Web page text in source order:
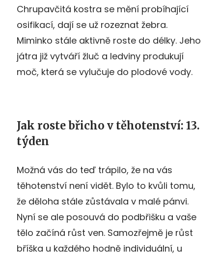
Chrupavčitá kostra se mění probíhající
osifikací, dají se už rozeznat žebra.
Miminko stále aktivně roste do délky. Jeho
játra již vytváří žluč a ledviny produkují
moč, která se vylučuje do plodové vody.
Jak roste břicho v těhotenství: 13.
týden
Možná vás do teď trápilo, že na vás
těhotenství není vidět. Bylo to kvůli tomu,
že děloha stále zůstávala v malé pánvi.
Nyní se ale posouvá do podbřišku a vaše
tělo začíná růst ven. Samozřejmě je růst
bříška u každého hodně individuální, u